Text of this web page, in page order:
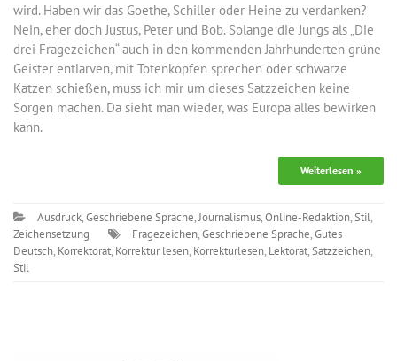
wird. Haben wir das Goethe, Schiller oder Heine zu verdanken?
Nein, eher doch Justus, Peter und Bob. Solange die Jungs als „Die
drei Fragezeichen“ auch in den kommenden Jahrhunderten grüne
Geister entlarven, mit Totenköpfen sprechen oder schwarze
Katzen schießen, muss ich mir um dieses Satzzeichen keine
Sorgen machen. Da sieht man wieder, was Europa alles bewirken
kann.
Weiterlesen »
Ausdruck,Geschriebene Sprache,Journalismus,Online-Redaktion,Stil,
Zeichensetzung
Fragezeichen,Geschriebene Sprache,Gutes
Deutsch, Korrektorat, Korrektur lesen, Korrekturlesen, Lektorat,Satzzeichen,
Stil